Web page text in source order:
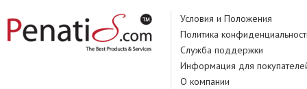
Условия и Положения
Политика
Служба поддержки
Информация для
О компании